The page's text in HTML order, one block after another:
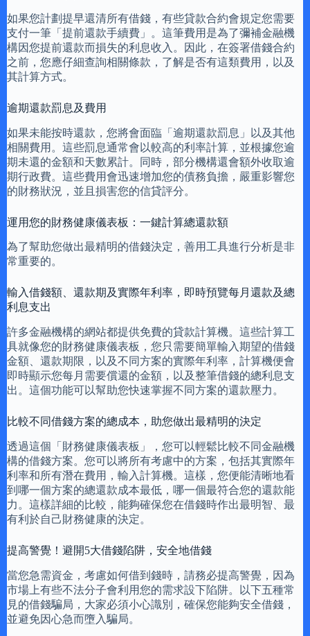
如果您計劃提早還清所有借錢，有些貸款合約會規定您需要
支付一筆「提前還款手續費」。這筆費用是為了彌補金融機
構因您提前還款而損失的利息收入。因此，在簽署借錢合約
之前，您應仔細查詢相關條款，了解是否有這類費用，以及
其計算方式。
逾期還款罰息及費用
如果未能按時還款，您將會面臨「逾期還款罰息」以及其他
相關費用。這些罰息通常會以較高的利率計算，並根據您逾
期未還的金額和天數累計。同時，部分機構還會額外收取逾
期行政費。這些費用會迅速增加您的債務負擔，嚴重影響您
的財務狀況，並且損害您的信貸評分。
運用您的財務健康儀表板：一鍵計算總還款額
為了幫助您做出最精明的借錢決定，善用工具進行分析是非
常重要的。
輸入借錢額、還款期及實際年利率，即時預覽每月還款及總
利息支出
許多金融機構的網站都提供免費的貸款計算機。這些計算工
具就像您的財務健康儀表板，您只需要簡單輸入期望的借錢
金額、還款期限，以及不同方案的實際年利率，計算機便會
即時顯示您每月需要償還的金額，以及整筆借錢的總利息支
出。這個功能可以幫助您快速掌握不同方案的還款壓力。
比較不同借錢方案的總成本，助您做出最精明的決定
透過這個「財務健康儀表板」，您可以輕鬆比較不同金融機
構的借錢方案。您可以將所有考慮中的方案，包括其實際年
利率和所有潛在費用，輸入計算機。這樣，您便能清晰地看
到哪一個方案的總還款成本最低，哪一個最符合您的還款能
力。這樣詳細的比較，能夠確保您在借錢時作出最明智、最
有利於自己財務健康的決定。
提高警覺！避開5大借錢陷阱，安全地借錢
當您急需資金，考慮如何借到錢時，請務必提高警覺，因為
市場上有些不法分子會利用您的需求設下陷阱。以下五種常
見的借錢騙局，大家必須小心識別，確保您能夠安全借錢，
並避免因心急而墮入騙局。